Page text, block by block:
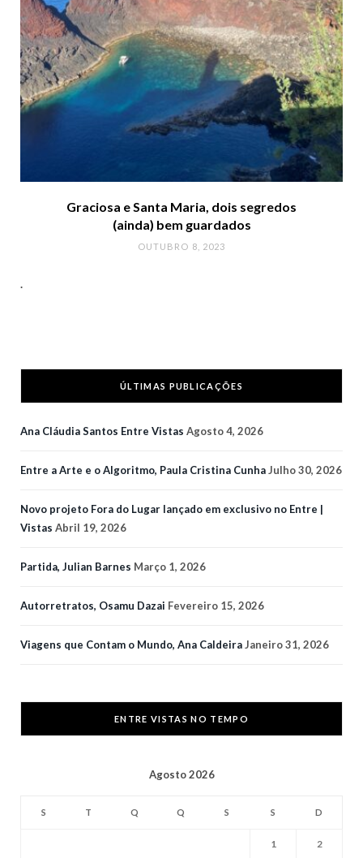
Graciosa e Santa Maria, dois segredos
(ainda) bem guardados
OUTUBRO 8, 2023
.
ÚLTIMAS PUBLICAÇÕES
Ana Cláudia Santos Entre Vistas Agosto 4, 2026
Entre a Arte e o Algoritmo, Paula Cristina CunhaJulho 30, 2026
Novo projeto Fora do Lugar lançado em exclusivo no Entre |
Vistas Abril 19, 2026
Partida, Julian Barnes Março 1, 2026
Autorretratos, Osamu Dazai Fevereiro 15, 2026
Viagens que Contam o Mundo, Ana CaldeiraJaneiro 31, 2026
ENTRE VISTAS NO TEMPO
Agosto 2026
S T Q Q S S D
1 2